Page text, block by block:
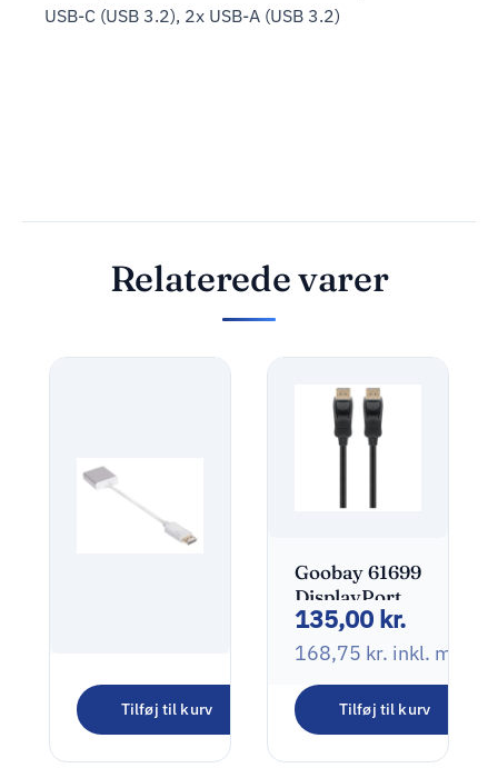
USB-C (USB 3.2), 2x USB-A (USB 3.2)
Relaterede varer
Club 3D CAC-
2003
DisplayPort
til VGA aktiv
210,00kr.
Tilføj til kurv
Goobay 61699
DisplayPort -
> DisplayPort
5m
135,00 kr.
168,75 kr. inkl. moms
Tilføj til kurv